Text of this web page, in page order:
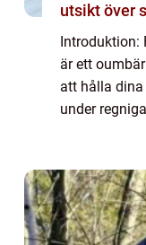
utsikt över
är ett
att hålla
under